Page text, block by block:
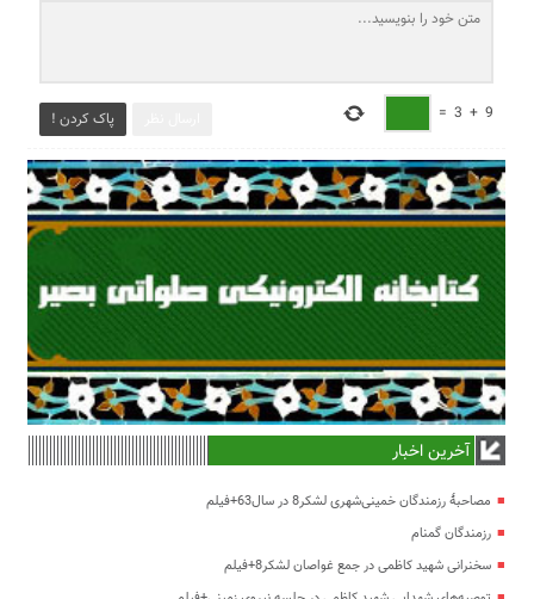
پاک کردن ! 9
+
3
=
آخرین اخبار
مصاحبۀ رزمندگان خمینی‌شهری لشکر8 در سال63+فیلم
رزمندگان گمنام
سخنرانی شهید کاظمی در جمع غواصان لشکر8+فیلم